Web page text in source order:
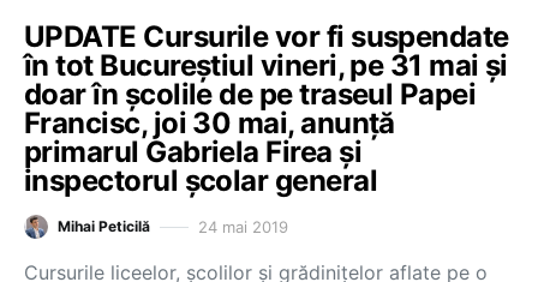
UPDATE Cursurile vor fi suspendate
în tot Bucureştiul vineri, pe 31 mai şi
doar în şcolile de pe traseul Papei
Francisc, joi 30 mai, anunţă
primarul Gabriela Firea şi
inspectorul şcolar general
Mihai Peticilă 24 mai 2019
Cursurile liceelor, şcolilor şi grădiniţelor aflate pe o